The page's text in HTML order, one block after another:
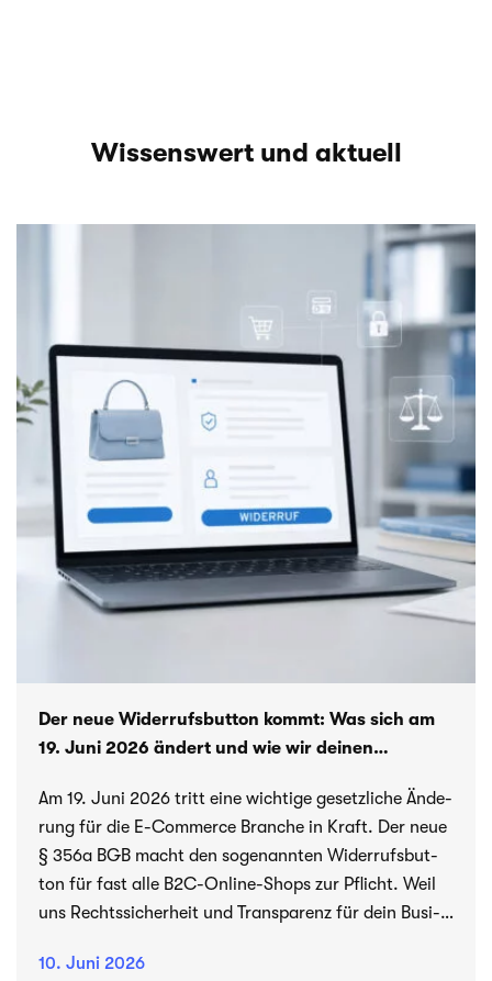
Wis­sens­wert und aktuell
Der neue Wider­rufs­but­ton kommt: Was sich am
19. Juni 2026 ändert und wie wir dei­nen
Am 19. Juni 2026 tritt eine wich­tige gesetz­li­che Ände­
rung für die E-Commerce Bran­che in Kraft. Der neue
§ 356a BGB macht den soge­nann­ten Wider­rufs­but­
ton für fast alle B2C-Online-Shops zur Pflicht. Weil
uns Rechts­si­cher­heit und Trans­pa­renz für dein Busi­
der Gesetz­ge­ber for­dert und wie wir diese Funk­tion
10. Juni 2026